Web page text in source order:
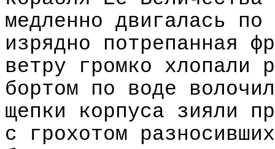
медленно двигалась
изрядно потрепанная
ветру громко хлопали
бортом по воде
щепки корпуса зияли
с грохотом